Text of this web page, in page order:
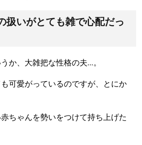
扱いがとても雑で心配だっ
か、大雑把な性格の夫…。
可愛がっているのですが、とにか
ちゃんを勢いをつけて持ち上げた